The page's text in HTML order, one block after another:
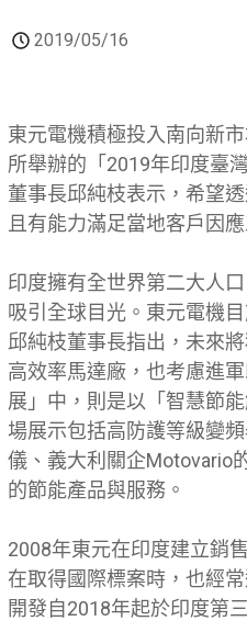
2019/05/16
東元電機積極投入南向新
所舉辦的「2019年印度臺
董事長邱純枝表示，希望
且有能力滿足當地客戶因
印度擁有全世界第二大人
吸引全球目光。東元電機
邱純枝董事長指出，未來
高效率馬達廠，也考慮進
展」中，則是以「智慧節
場展示包括高防護等級變
儀、義大利關企Motovario
的節能產品與服務。
2008年東元在印度建立銷
在取得國際標案時，也經
開發自2018年起於印度第